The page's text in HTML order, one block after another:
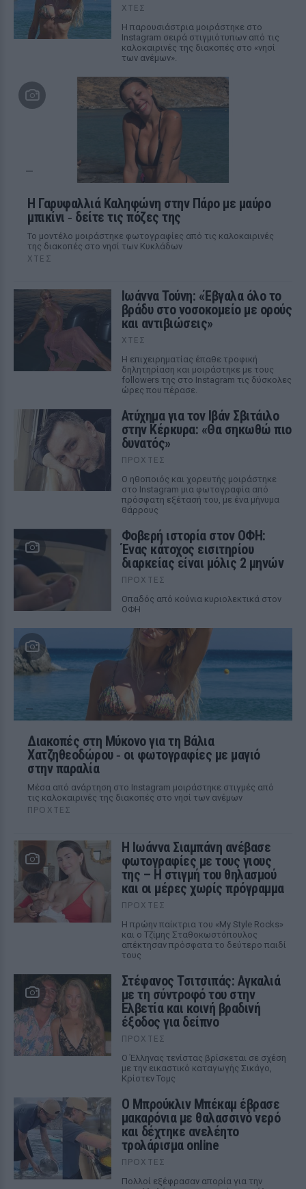
ΧΤΕΣ
Η παρουσιάστρια μοιράστηκε στο
Instagram σειρά στιγμιότυπων από τις
καλοκαιρινές της διακοπές στο «νησί
των ανέμων».
Η Γαρυφαλλιά Καληφώνη στην Πάρο με μαύρο
μπικίνι ‑ δείτε τις πόζες της
Το μοντέλο μοιράστηκε φωτογραφίες από τις καλοκαιρινές
της διακοπές στο νησί των Κυκλάδων
ΧΤΕΣ
Ιωάννα Τούνη: «Έβγαλα όλο το
βράδυ στο νοσοκομείο με ορούς
και αντιβιώσεις»
ΧΤΕΣ
Η επιχειρηματίας έπαθε τροφική
δηλητηρίαση και μοιράστηκε με τους
followers της στο Instagram τις δύσκολες
ώρες που πέρασε.
Ατύχημα για τον Ιβάν Σβιτάιλο
στην Κέρκυρα: «Θα σηκωθώ πιο
δυνατός»
ΠΡΟΧΤΈΣ
Ο ηθοποιός και χορευτής μοιράστηκε
στο Instagram μια φωτογραφία από
πρόσφατη εξέτασή του, με ένα μήνυμα
θάρρους
Φοβερή ιστορία στον ΟΦΗ:
Ένας κάτοχος εισιτηρίου
διαρκείας είναι μόλις 2 μηνών
ΠΡΟΧΤΈΣ
Οπαδός από κούνια κυριολεκτικά στον
ΟΦΗ
Διακοπές στη Μύκονο για τη Βάλια
Χατζηθεοδώρου ‑ οι φωτογραφίες με μαγιό
στην παραλία
Μέσα από ανάρτηση στο Instagram μοιράστηκε στιγμές από
τις καλοκαιρινές της διακοπές στο νησί των ανέμων
ΠΡΟΧΤΈΣ
H Ιωάννα Σιαμπάνη ανέβασε
φωτογραφίες με τους γιους
της – Η στιγμή του θηλασμού
και οι μέρες χωρίς πρόγραμμα
ΠΡΟΧΤΈΣ
Η πρώην παίκτρια του «My Style Rocks»
και ο Τζίμης Σταθοκωστόπουλος
απέκτησαν πρόσφατα το δεύτερο παιδί
τους
Στέφανος Τσιτσιπάς: Αγκαλιά
με τη σύντροφό του στην
Ελβετία και κοινή βραδινή
έξοδος για δείπνο
ΠΡΟΧΤΈΣ
Ο Έλληνας τενίστας βρίσκεται σε σχέση
με την εικαστικό καταγωγής Σικάγο,
Κρίστεν Τομς
Ο Μπρούκλιν Μπέκαμ έβρασε
μακαρόνια με θαλασσινό νερό
και δέχτηκε ανελέητο
τρολάρισμα online
ΠΡΟΧΤΈΣ
Πολλοί εξέφρασαν απορία για την